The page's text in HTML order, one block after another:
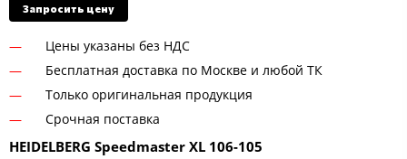
Запросить цену
Цены указаны без НДС
Бесплатная доставка по Москве и любой ТК
Только оригинальная продукция
Срочная поставка
HEIDELBERG Speedmaster XL 106-105